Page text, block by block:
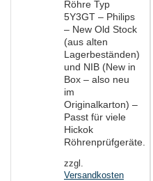
Röhre Typ
5Y3GT – Philips
– New Old Stock
(aus alten
Lagerbeständen)
und NIB (New in
Box – also neu
im
Originalkarton) –
Passt für viele
Hickok
Röhrenprüfgeräte.
zzgl.
Versandkosten